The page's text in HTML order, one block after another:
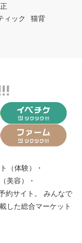
ィック
猫背
（体験）
・
美容）
・
約サイト。
みんなで
した総合マーケット